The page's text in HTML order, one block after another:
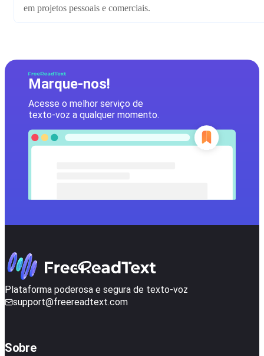
em projetos pessoais e comerciais.
Marque-nos!
Acesse o melhor serviço de
texto-voz a qualquer momento.
Plataforma poderosa e segura de texto-voz
support@freereadtext.com
Sobre